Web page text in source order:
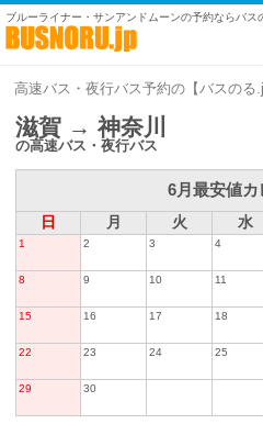
ブルーライナー・サンアンドムーンの予約ならバス
高速バス・夜行バス予約の【バスのる
滋賀 → 神奈川
の高速バス・夜行バス
6月最安値カ
日
月 火 水
1 2 3 4
8 9 10 11
15 16 17 18
22 23 24 25
29 30